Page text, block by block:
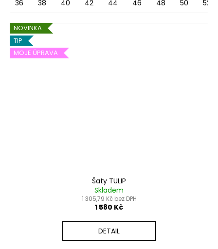
36 38 40 42 44 46 48 50 52
NOVINKA
TIP
MOJE ÚPRAVA
Šaty TULIP
Skladem
1 305,79 Kč bez DPH
1 580 Kč
DETAIL